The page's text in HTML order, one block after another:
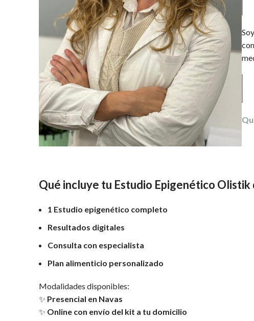
Qué incluye tu Estudio Epigenético Olistik
1 Estudio epigenético completo
Resultados digitales
Consulta con especialista
Plan alimenticio personalizado
Modalidades disponibles:
✨ Presencial en Navas
✨ Online con envío del kit a tu domicilio